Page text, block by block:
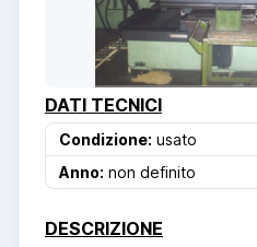
DATI TECNICI
Condizione: usato
Anno: non definito
DESCRIZIONE